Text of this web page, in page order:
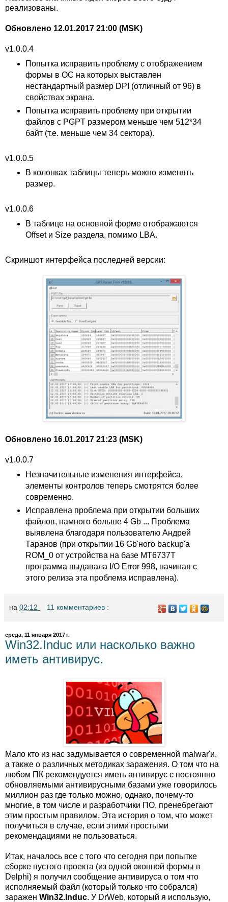
реализованы.
Обновлено 12.01.2017 21:00 (MSK)
v1.0.0.4
Попытка исправить проблему с отображением
формы в ОС на которых выставлен
нестандартный размер DPI (отличный от 96) в
свойствах экрана.
Попытка исправить проблему при открытии
файлов с PGPT размером меньше чем 512*34
байт (т.е. меньше чем 34 сектора).
v1.0.0.5
В колонках таблицы теперь можно изменять
размер.
v1.0.0.6
В таблице на основной форме отображаются
Offset и Size раздела, помимо LBA.
Скриншот интерфейса последней версии:
Обновлено 16.01.2017 21:23 (MSK)
v1.0.0.7
Незначительные изменения интерфейса,
элементы контролов теперь смотрятся более
современно.
Исправлена проблема при открытии больших
файлов, намного больше 4 Gb ... Проблема
выявлена благодаря пользователю Андрей
Таранов (при открытии 16 Gb'ного backup'а
ROM_0 от устройства на базе MT6737T
программа выдавала I/O Error 998, начиная с
этого релиза эта проблема исправлена).
на 02:12 11 комментариев :
среда, 11 января 2017 г.
Win32.Induc или насколько важно
иметь антивирус.
Мало кто из нас задумывается о современной malwar'и,
а также о различных методиках заражения. О том что на
любом ПК рекомендуется иметь антивирус с постоянно
обновляемыми антивирусными базами уже говорилось
миллион раз где только можно, однако, почему-то
многие, в том числе и разработчики ПО, пренебрегают
этим простым правилом. Эта история о том, что может
получиться в случае, если этими простыми
рекомендациями не пользоваться.
Итак, началось все с того что сегодня при попытке
сборке пустого проекта (из одной оконной формы в
Delphi) я получил сообщение антивируса о том что
исполняемый файл (который только что собрался)
заражен Win32.Induc. У DrWeb, который я использую,